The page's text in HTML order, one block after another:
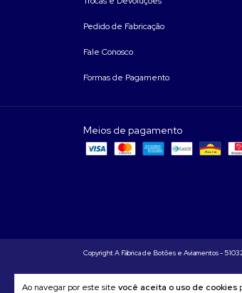
Ao navegar por este site você aceita o uso de cookies
Pedido de Fabricação
Fale Conosco
Formas de Pagamento
Meios de pagamento
Copyright A Fábrica de Botões e Aviamentos -